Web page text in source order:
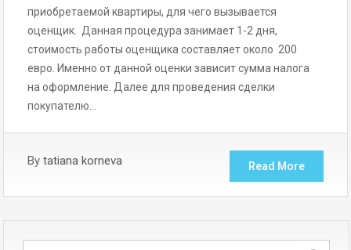
приобретаемой квартиры, для чего вызывается
оценщик. Данная процедура занимает 1-2 дня,
стоимость работы оценщика составляет около 200
евро. Именно от данной оценки зависит сумма налога
на оформление. Далее для проведения сделки
покупателю…
By tatiana korneva Read More